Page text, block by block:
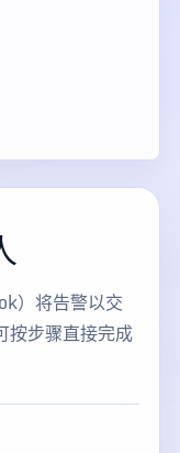
）将告警以交
按步骤直接完成